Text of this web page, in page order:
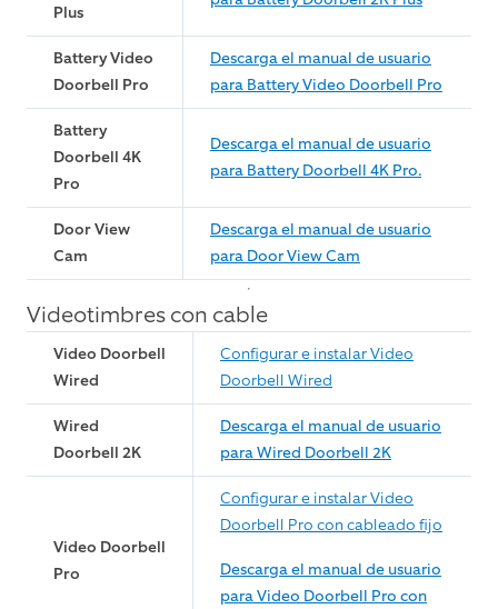
Plus
Battery Video
Doorbell Pro
Descarga el manual de usuario
para Battery Video Doorbell Pro
Battery
Doorbell 4K
Pro
Descarga el manual de usuario
para Battery Doorbell 4K Pro.
Door View
Cam
Descarga el manual de usuario
para Door View Cam
Videotimbres con cable
Video Doorbell
Wired
Configurar e instalar Video
Doorbell Wired
Wired
Doorbell 2K
Descarga el manual de usuario
para Wired Doorbell 2K
Video Doorbell
Pro
Configurar e instalar Video
Doorbell Pro con cableado fijo
Descarga el manual de usuario
para Video Doorbell Pro con